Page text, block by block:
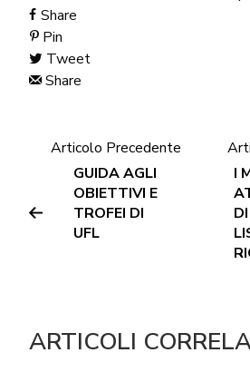
Share
Pin
Tweet
Share
Articolo Precedente
GUIDA AGLI
OBIETTIVI E
TROFEI DI
UFL
I
ARTICOLI